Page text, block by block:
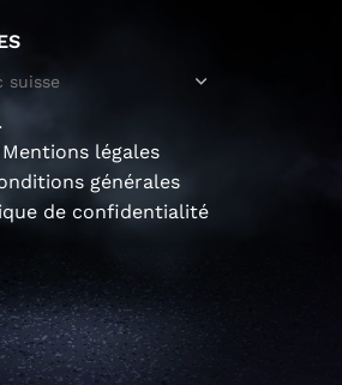
Mentions légales
générales
de confidentialité